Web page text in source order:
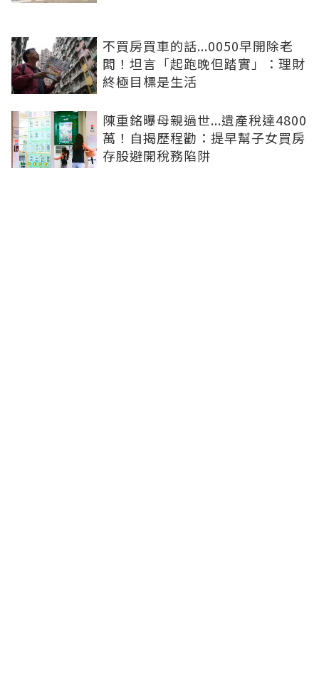
不買房買車的話...0050早開除老
闆！坦言「起跑晚但踏實」：理財
終極目標是生活
陳重銘曝母親過世...遺產稅達4800
萬！自揭歷程勸：提早幫子女買房
存股避開稅務陷阱